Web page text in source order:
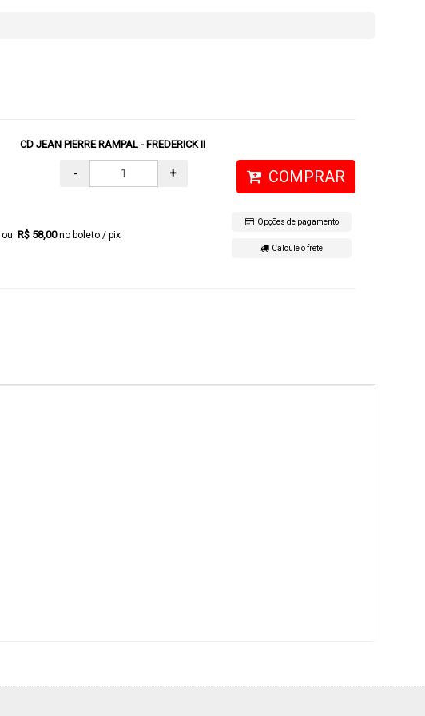
CD JEAN PIERRE RAMPAL - FREDERICK II
- + COMPRAR
R$ 58,00no boleto / pix
Opções de pagamento
Calcule o frete